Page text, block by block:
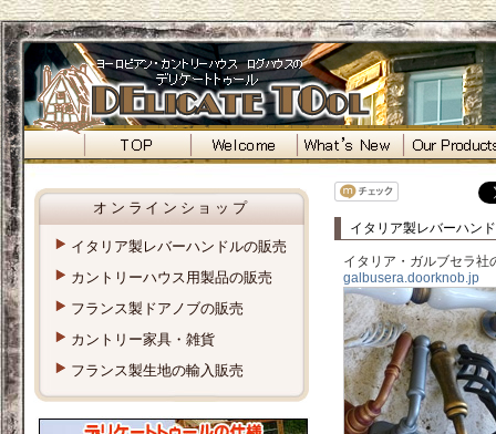
オンラインショップ
イタリア製レバーハンドルの販売
カントリーハウス用製品の販売
フランス製ドアノブの販売
カントリー家具・雑貨
フランス製生地の輸入販売
イタリア製レバーハン
イタリア・ガルブセラ社
galbusera.doorknob.jp